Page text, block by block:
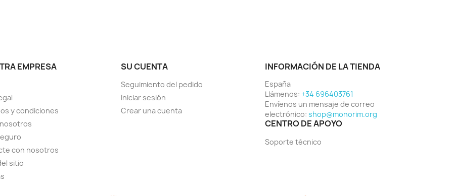
EMPRESA
y condiciones
con nosotros
sitio
SU CUENTA
Seguimiento del pedido
Iniciar sesión
Crear una cuenta
INFORMACIÓN DE LA TIENDA
España
Llámenos: +34 696403761
Envíenos un mensaje de correo
electrónico: shop@monorim.org
CENTRO DE APOYO
Soporte técnico